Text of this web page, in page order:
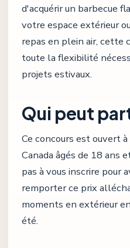
d'acquérir un barbecue
votre espace extérieur
repas en plein air, cette
toute la flexibilité
projets estivaux.
Qui peut
Ce concours est ouvert
Canada âgés de 18 ans
pas à vous inscrire pour
remporter ce prix
moments en extérieur
été.